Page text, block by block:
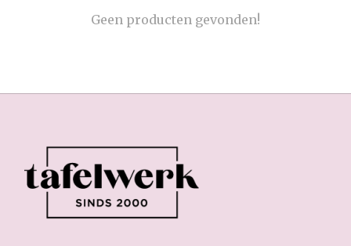
Geen producten gevonden!